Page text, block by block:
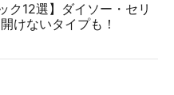
ク12選】ダイソー・セリ
けないタイプも！